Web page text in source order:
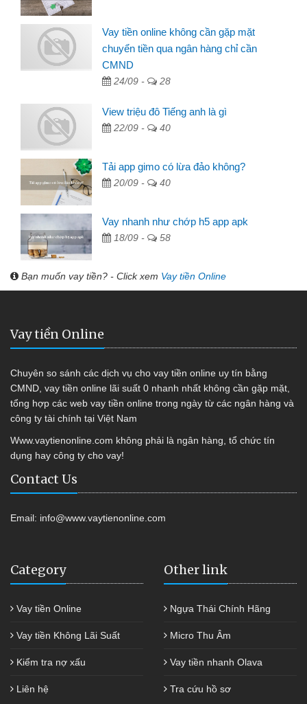
Vay tiền online không cần gặp mặt
chuyển tiền qua ngân hàng chỉ cần
CMND
24/09 - 28
View triệu đô Tiếng anh là gì
22/09 - 40
Tải app gimo có lừa đảo không?
20/09 - 40
Vay nhanh như chớp h5 app apk
18/09 - 58
Bạn muốn vay tiền? - Click xem Vay tiền Online
Vay tiền Online
Chuyên so sánh các dịch vụ cho vay tiền online uy tín bằng
CMND, vay tiền online lãi suất 0 nhanh nhất không cần gặp mặt,
tổng hợp các web vay tiền online trong ngày từ các ngân hàng và
công ty tài chính tại Việt Nam
Www.vaytienonline.com không phải là ngân hàng, tổ chức tín
dụng hay công ty cho vay!
Contact Us
Email: info@www.vaytienonline.com
Category
Vay tiền Online
Vay tiền Không Lãi Suất
Kiểm tra nợ xấu
Liên hệ
Other link
Ngựa Thái Chính Hãng
Micro Thu Âm
Vay tiền nhanh Olava
Tra cứu hồ sơ